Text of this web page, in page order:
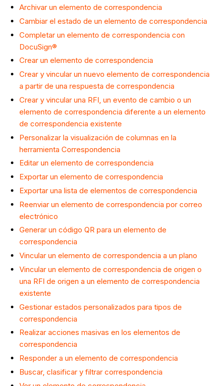
Archivar un elemento de correspondencia
Cambiar el estado de un elemento de correspondencia
Completar un elemento de correspondencia con
DocuSign®
Crear un elemento de correspondencia
Crear y vincular un nuevo elemento de correspondencia
a partir de una respuesta de correspondencia
Crear y vincular una RFI, un evento de cambio o un
elemento de correspondencia diferente a un elemento
de correspondencia existente
Personalizar la visualización de columnas en la
herramienta Correspondencia
Editar un elemento de correspondencia
Exportar un elemento de correspondencia
Exportar una lista de elementos de correspondencia
Reenviar un elemento de correspondencia por correo
electrónico
Generar un código QR para un elemento de
correspondencia
Vincular un elemento de correspondencia a un plano
Vincular un elemento de correspondencia de origen o
una RFI de origen a un elemento de correspondencia
existente
Gestionar estados personalizados para tipos de
correspondencia
Realizar acciones masivas en los elementos de
correspondencia
Responder a un elemento de correspondencia
Buscar, clasificar y filtrar correspondencia